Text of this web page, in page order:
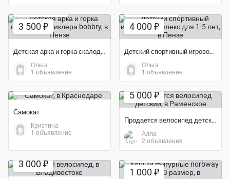
3 500 ₽
Детская арка и горка скалодром Пиклера bobbry
Ольга
1 объявление
4 000 ₽
Детский спортивный игровой комплекс для 1-5 лет
Ольга
1 объявление
Экономия 75%
Самокат
Кристина
1 объявление
5 000 ₽
Продается велосипед детский
Алла
2 объявления
3 000 ₽
1 000 ₽